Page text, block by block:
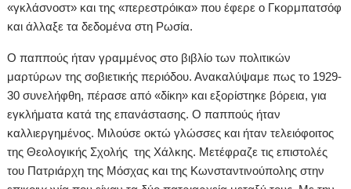
«γκλάσνοστ» και της «περεστρόικα» που έφερε ο Γκορμπατσόφ
και άλλαξε τα δεδομένα στη Ρωσία.
Ο παππούς ήταν γραμμένος στο βιβλίο των πολιτικών
μαρτύρων της σοβιετικής περιόδου. Ανακαλύψαμε πως το 1929-
30 συνελήφθη, πέρασε από «δίκη» και εξορίστηκε βόρεια, για
εγκλήματα κατά της επανάστασης. Ο παππούς ήταν
καλλιεργημένος. Μιλούσε οκτώ γλώσσες και ήταν τελειόφοιτος
της Θεολογικής Σχολής της Χάλκης. Μετέφραζε τις επιστολές
του Πατριάρχη της Μόσχας και της Κωνσταντινούπολης στην